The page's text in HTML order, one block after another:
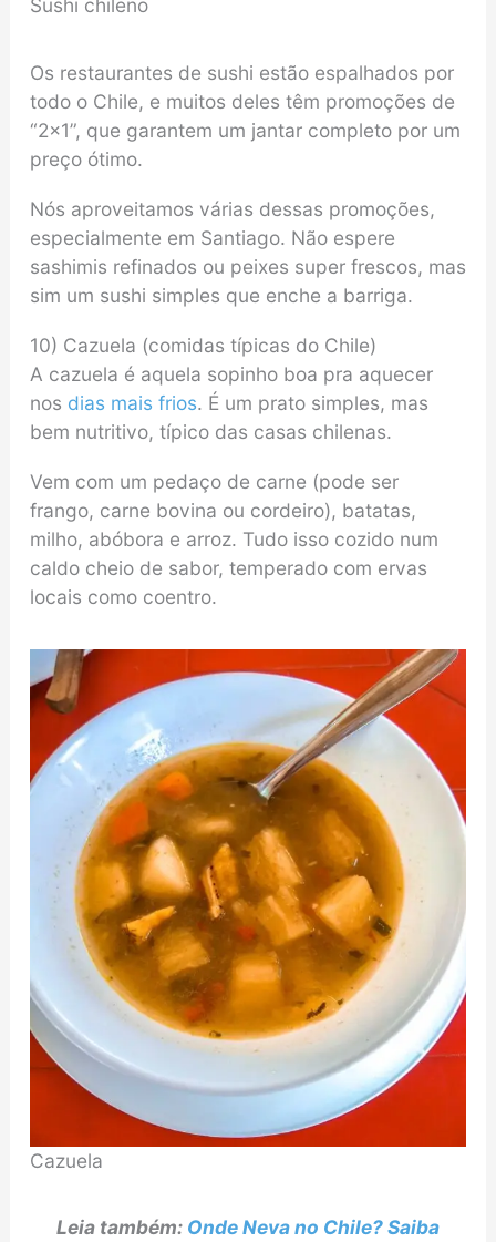
Sushi chileno
Os restaurantes de sushi estão espalhados por
todo o Chile, e muitos deles têm promoções de
“2×1”, que garantem um jantar completo por um
preço ótimo.
Nós aproveitamos várias dessas promoções,
especialmente em Santiago. Não espere
sashimis refinados ou peixes super frescos, mas
sim um sushi simples que enche a barriga.
10) Cazuela (comidas típicas do Chile)
A cazuela é aquela sopinho boa pra aquecer
nos dias mais frios. É um prato simples, mas
bem nutritivo, típico das casas chilenas.
Vem com um pedaço de carne (pode ser
frango, carne bovina ou cordeiro), batatas,
milho, abóbora e arroz. Tudo isso cozido num
caldo cheio de sabor, temperado com ervas
locais como coentro.
Cazuela
Leia também: Onde Neva no Chile? Saiba